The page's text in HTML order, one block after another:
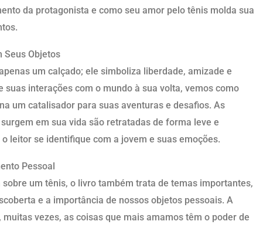
da protagonista e como seu amor pelo tênis molda sua
Seus Objetos
um calçado; ele simboliza liberdade, amizade e
suas interações com o mundo à sua volta, vemos como
um catalisador para suas aventuras e desafios. As
em sua vida são retratadas de forma leve e
leitor se identifique com a jovem e suas emoções.
Pessoal
um tênis, o livro também trata de temas importantes,
e a importância de nossos objetos pessoais. A
vezes, as coisas que mais amamos têm o poder de